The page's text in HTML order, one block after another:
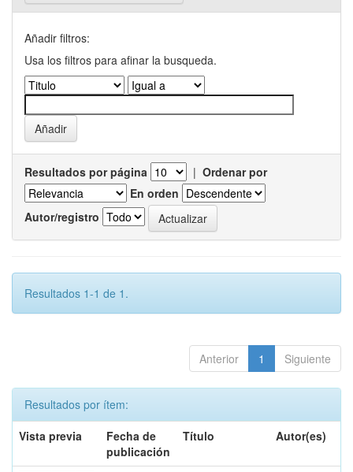
Añadir filtros:
Usa los filtros para afinar la busqueda.
Resultados por página | Ordenar por
En orden
Autor/registro
Resultados 1-1 de 1.
Anterior 1 Siguiente
Resultados por ítem:
Vista previa
Fecha de
publicación
Título Autor(es)